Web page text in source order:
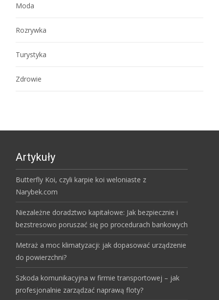
Moda
Rozrywka
Turystyka
Zdrowie
Artykuły
Butterfly Koi, czyli karpie koi weloniaste z
Narybek.com
Niezależne doradztwo kapitałowe: Jak bezpiecznie i
bezstresowo poruszać się po procedurach bankowych
Metraż a moc klimatyzacji: jak dopasować urządzenie
do powierzchni?
Szkoda komunikacyjna w firmie transportowej – jak
profesjonalnie zarządzać naprawą floty?